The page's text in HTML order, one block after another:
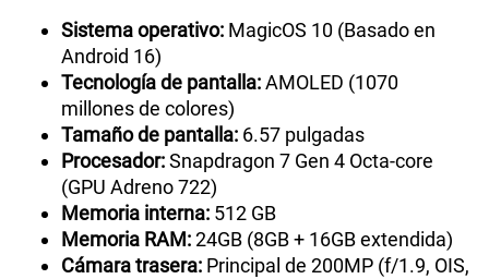
Sistema operativo: MagicOS 10 (Basado en
Android 16)
Tecnología de pantalla:AMOLED (1070
millones de colores)
Tamaño de pantalla: 6.57 pulgadas
Procesador:Snapdragon 7 Gen 4 Octa-core
(GPU Adreno 722)
Memoria interna: 512 GB
Memoria RAM:24GB (8GB + 16GB extendida)
Cámara trasera: Principal de 200MP (f/1.9, OIS,